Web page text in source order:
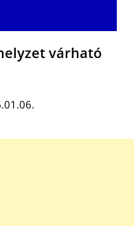
várható